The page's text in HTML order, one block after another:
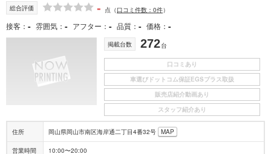
総合評価 - 点 （口コミ件数：0件）
接客 - 雰囲気 - アフター - 品質 - 価格 -
掲載台数 272台
口コミあり
車選びドットコム保証EGSプラス取扱
販売店紹介動画あり
スタッフ紹介あり
住所 岡山県岡山市南区海岸通二丁目4番32号 MAP
営業時間 10:00〜20:00